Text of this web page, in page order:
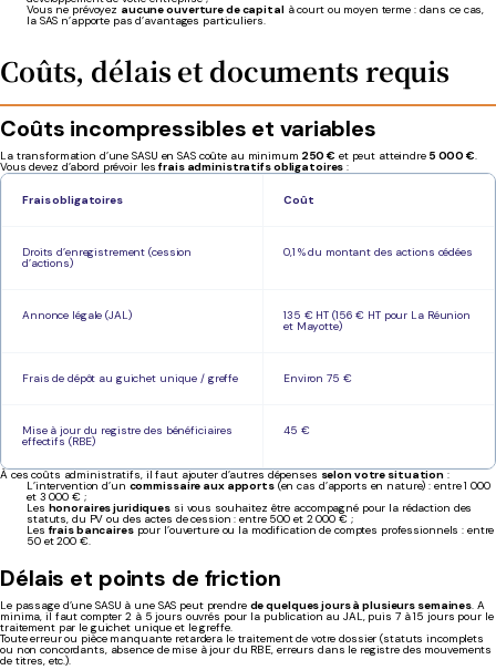
Vous ne prévoyez aucune ouverture de capitalà court ou moyen terme : dans ce cas,
la SAS n’apporte pas d’avantages particuliers.
Coûts, délais et documents requis
Coûts incompressibles etvariables
La transformation d’une SASU en SAS coûte au minimum 250 € et peut atteindre5 000 €.
Vous devez d’abord prévoir lesfrais administratifs obligatoires :
Frais obligatoires Coût
Droits d’enregistrement (cession
d’actions)
0,1 % du montant des actions cédées
Annonce légale (JAL) 135 € HT (156 € HT pour La Réunion
et Mayotte)
Frais de dépôt au guichet unique / greffe Environ 75 €
Mise à jour du registre des bénéficiaires
effectifs (RBE)
45 €
À ces coûts administratifs, il faut ajouter d’autres dépenses selon votre situation :
L’intervention d’un commissaire aux apports(en cas d’apports en nature) : entre 1 000
et 3 000 € ;
Les honoraires juridiques si vous souhaitez être accompagné pour la rédaction des
statuts, du PV ou des actes de cession : entre 500 et 2 000 € ;
Les frais bancairespour l’ouverture ou la modification de comptes professionnels : entre
50 et 200 €.
Délais et points de friction
Le passage d’une SASU à une SAS peut prendre de quelques jours à plusieurs semaines. A
minima, il faut compter 2 à 5 jours ouvrés pour la publication au JAL, puis 7 à 15 jours pour le
traitement par le guichet unique et le greffe.
Toute erreur ou pièce manquante retardera le traitement de votre dossier (statuts incomplets
ou non concordants, absence de mise à jour du RBE, erreurs dans le registre des mouvements
de titres, etc.).